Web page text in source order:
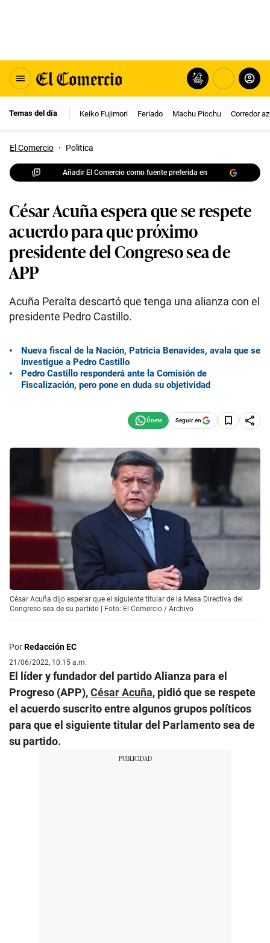
Temas del día Keiko Fujimori Feriado Machu Picchu Corredor
El Comercio · Politica
Añadir El Comercio como fuente preferida en
César Acuña espera que se respete
acuerdo para que próximo
presidente del Congreso sea de
APP
Acuña Peralta descartó que tenga una alianza con el
presidente Pedro Castillo.
Nueva fiscal de la Nación, Patricia Benavides, avala que se
investigue a Pedro Castillo
Pedro Castillo responderá ante la Comisión de
Fiscalización, pero pone en duda su objetividad
Seguir en
César Acuña dijo esperar que el siguiente titular de la Mesa Directiva del
Congreso sea de su partido | Foto: El Comercio / Archivo
PorRedacción EC
21/06/2022, 10:15 a.m.
El líder y fundador del partido Alianza para el
Progreso (APP),César Acuña, pidió que se respete
el acuerdo suscrito entre algunos grupos políticos
para que el siguiente titular del Parlamento sea de
su partido.